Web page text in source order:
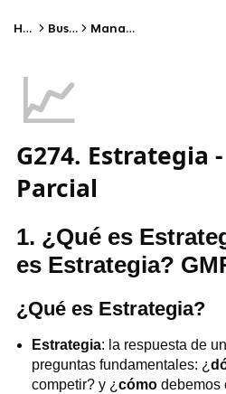
Home Business Management
📈
G274. Estrategia
Parcial
1. ¿Qué es
es Estrategia?
¿Qué es Estrategia?
Estrategia: la respuesta de
preguntas fundamentales: ¿
competir? y ¿cómo debemos